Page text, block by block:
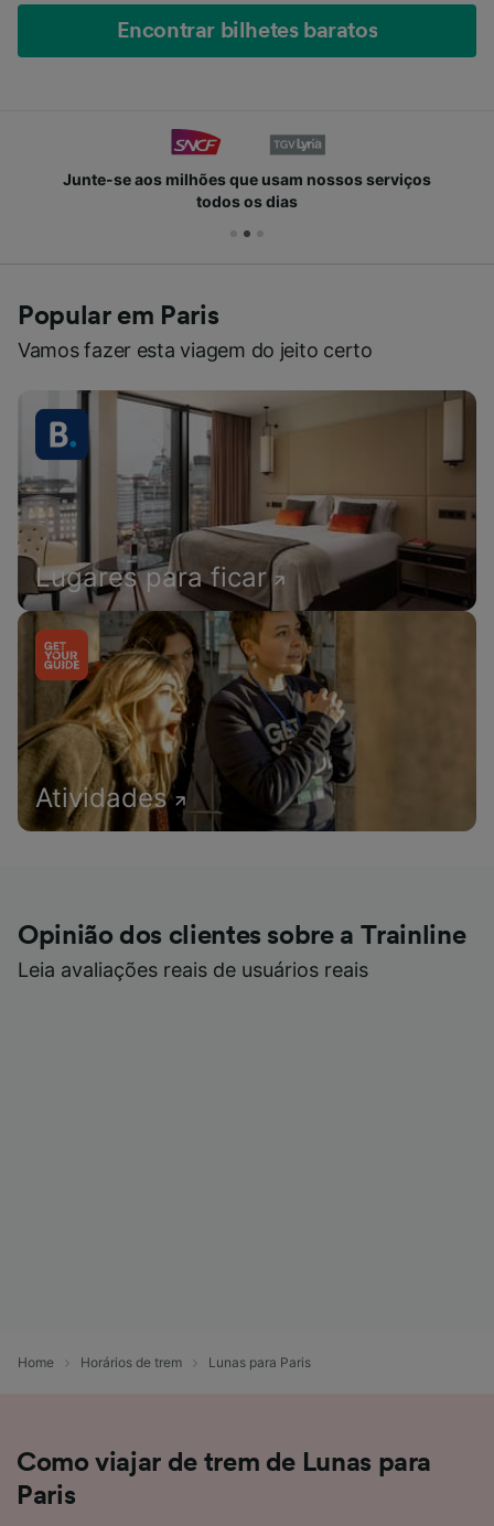
Encontrar bilhetes baratos
Junte-se aos milhões que usam nossos serviços
todos os dias
Popular em Paris
Vamos fazer esta viagem do jeito certo
Lugares para ficar
Atividades
Opinião dos clientes sobre a Trainline
Leia avaliações reais de usuários reais
Home Horários de trem Lunas para Paris
Como viajar de trem de Lunas para
Paris